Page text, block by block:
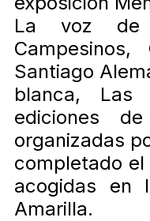
La voz
Santiago
blanca, Las
ediciones
organizadas
completado
acogidas en
Amarilla.